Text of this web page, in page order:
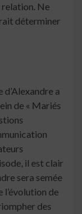
relation. Ne
déterminer
a
de « Mariés
il est clair
sera semée
l’évolution de
des